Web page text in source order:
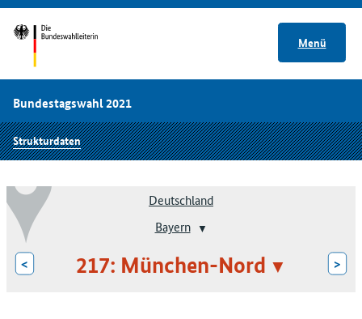
Menü
Bundestagswahl 2021
Strukturdaten
Deutschland
Bayern
< 217: München-Nord >